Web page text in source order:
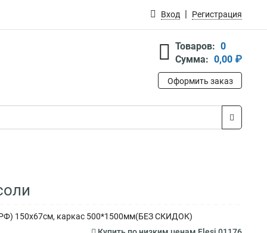
Вход Регистрация
Товаров: 0
Сумма: 0,00 ₽
Оформить заказ
(РФ) 150х67см, каркас 500*1500мм(БЕЗ СКИДОК)